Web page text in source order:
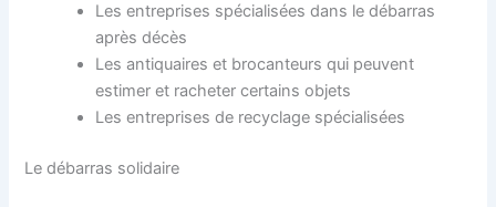
Les entreprises spécialisées dans le débarras
après décès
Les antiquaires et brocanteurs qui peuvent
estimer et racheter certains objets
Les entreprises de recyclage spécialisées
Le débarras solidaire